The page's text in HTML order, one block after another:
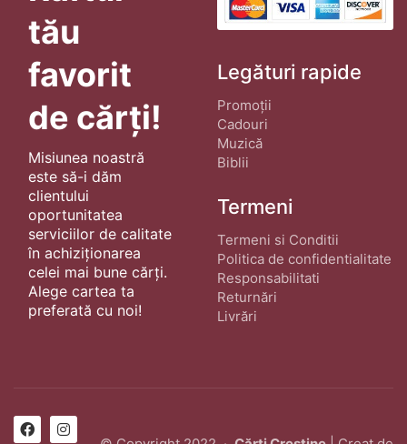
tău
favorit
de cărți!
Misiunea noastră
este să-i dăm
clientului
oportunitatea
serviciilor de calitate
în achiziționarea
celei mai bune cărți.
Alege cartea ta
preferată cu noi!
Legături rapide
Promoții
Cadouri
Muzică
Biblii
Termeni
Termeni si Conditii
Politica de confidentialitate
Responsabilitati
Returnări
Livrări